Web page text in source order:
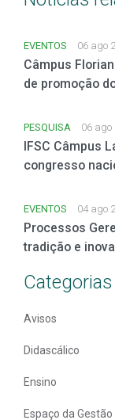
EVENTOS 06 ago
Câmpus
de promoção
PESQUISA 06 ago
IFSC Câmpus
congresso
EVENTOS 04 ago
Processos
tradição e
Categorias
Avisos
Didascálico
Ensino
Espaço da Gestão